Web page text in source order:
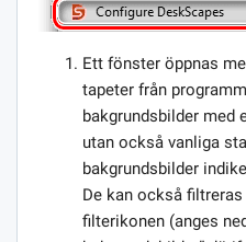
Ett fönster öppnas
tapeter från
bakgrundsbilder med
utan också vanliga
bakgrundsbilder
De kan också
filterikonen (anges